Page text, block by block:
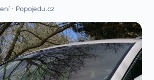
· Popojedu.cz